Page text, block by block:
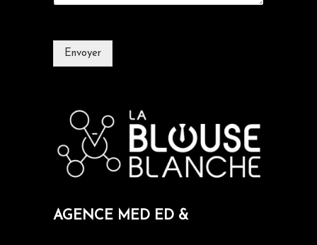
Envoyer
AGENCE MED ED &